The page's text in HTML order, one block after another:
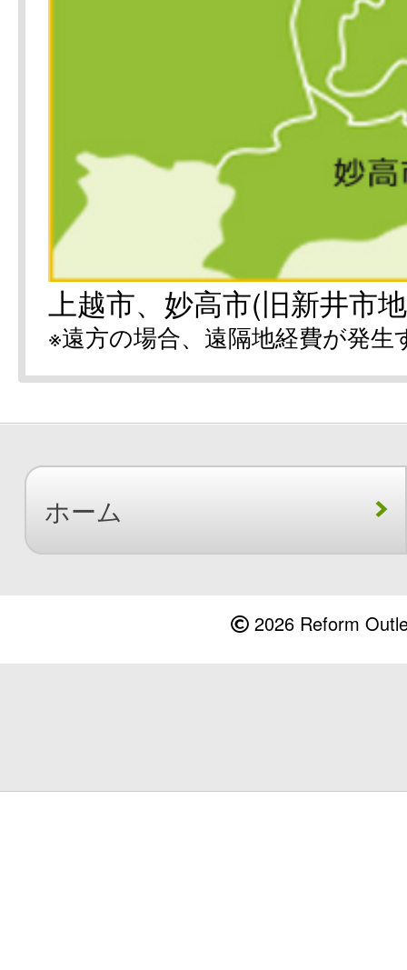
上越市、妙高市(旧新井市
※遠方の場合、遠隔地経費が発
ホーム
2026 Reform